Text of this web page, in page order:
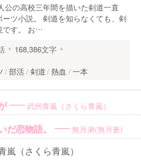
公の高校三年間を描いた剣道一直
ツ小説。 剣道を知らなくても、剣
です。 お…
168,386文字
部活 剣道 熱血 一本
武州青嵐（さくら青嵐）
だ恋物語。 無月弟(無月蒼)
嵐（さくら青嵐）